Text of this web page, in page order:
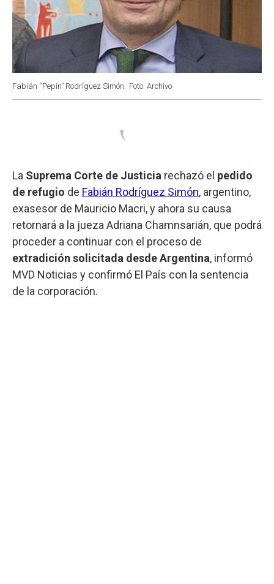
Fabián “Pepín” Rodríguez Simón. Foto: Archivo
La Suprema Corte de Justicia rechazó el pedido
de refugio de Fabián Rodríguez Simón, argentino,
exasesor de Mauricio Macri, y ahora su causa
retornará a la jueza Adriana Chamnsarián, que podrá
proceder a continuar con el proceso de
extradición solicitada desde Argentina, informó
MVD Noticias y confirmó El País con la sentencia
de la corporación.